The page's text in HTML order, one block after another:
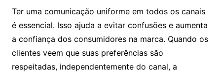
Ter uma comunicação uniforme em todos os canais
é essencial. Isso ajuda a evitar confusões e aumenta
a confiança dos consumidores na marca. Quando os
clientes veem que suas preferências são
respeitadas, independentemente do canal, a